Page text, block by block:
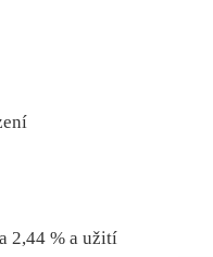
2,44 % a užití